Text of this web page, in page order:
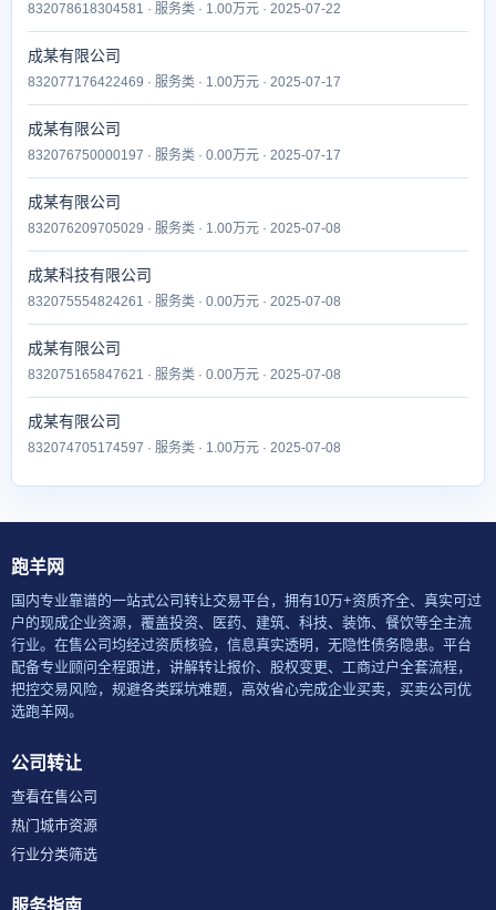
832078618304581 · 服务类 · 1.00万元 · 2025-07-22
成某有限公司
832077176422469 · 服务类 · 1.00万元 · 2025-07-17
成某有限公司
832076750000197 · 服务类 · 0.00万元 · 2025-07-17
成某有限公司
832076209705029 · 服务类 · 1.00万元 · 2025-07-08
成某科技有限公司
832075554824261 · 服务类 · 0.00万元 · 2025-07-08
成某有限公司
832075165847621 · 服务类 · 0.00万元 · 2025-07-08
成某有限公司
832074705174597 · 服务类 · 1.00万元 · 2025-07-08
跑羊网
国内专业靠谱的一站式公司转让交易平台，拥有10万+资质齐全、真实可过
户的现成企业资源，覆盖投资、医药、建筑、科技、装饰、餐饮等全主流
行业。在售公司均经过资质核验，信息真实透明，无隐性债务隐患。平台
配备专业顾问全程跟进，讲解转让报价、股权变更、工商过户全套流程，
把控交易风险，规避各类踩坑难题，高效省心完成企业买卖，买卖公司优
选跑羊网。
公司转让
查看在售公司
热门城市资源
行业分类筛选
服务指南